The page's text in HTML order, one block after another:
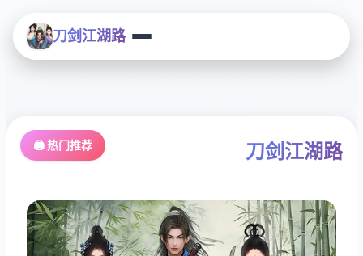
刀剑江湖路
🖨️ 热门推荐 刀剑江湖路